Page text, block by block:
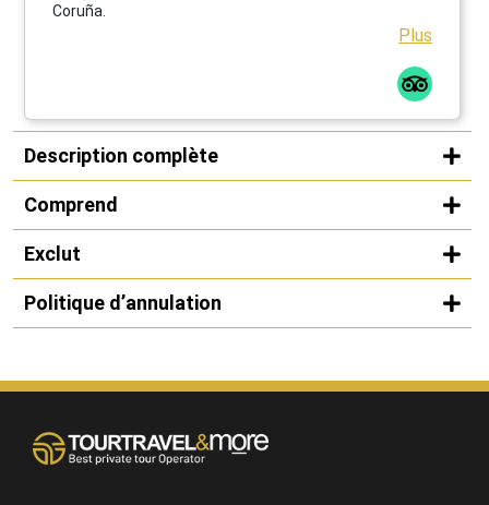
Coruña.
Plus
Description complète
Comprend
Exclut
Politique d’annulation